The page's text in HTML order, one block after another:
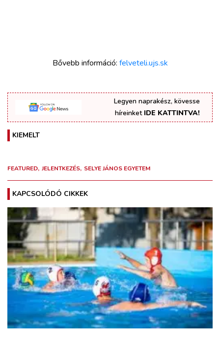
Bővebb információ: felveteli.ujs.sk
Legyen naprakész, kövesse
híreinket IDE KATTINTVA!
KIEMELT
FEATURED JELENTKEZÉS SELYE JÁNOS EGYETEM
KAPCSOLÓDÓ CIKKEK